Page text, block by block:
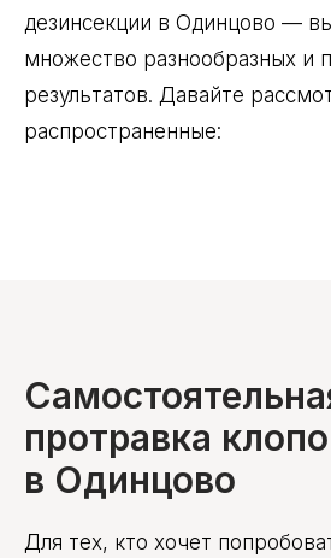
дезинсекции в Одинцово —
множество разнообразных и
результатов. Давайте
распространенные:
протравка
в Одинцово
Для тех, кто хочет